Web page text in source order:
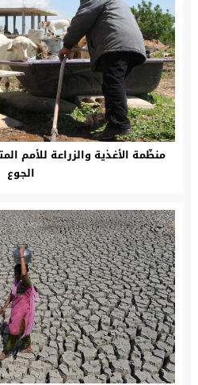
منظّمة الأغذية والزراعة للأمم
الجوع